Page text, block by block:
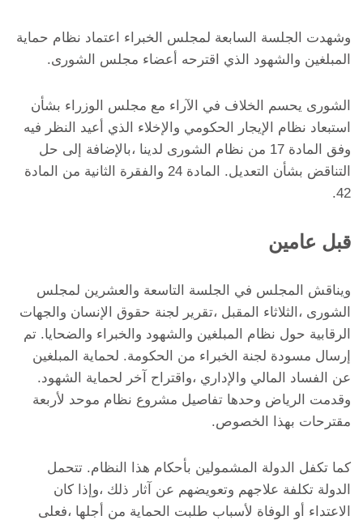
وشهدت الجلسة السابعة لمجلس الخبراء اعتماد نظام حماية
المبلغين والشهود الذي اقترحه أعضاء مجلس الشورى.
الشورى يحسم الخلاف في الآراء مع مجلس الوزراء بشأن
استبعاد نظام الإيجار الحكومي والإخلاء الذي أعيد النظر فيه
وفق المادة 17 من نظام الشورى لدينا ،بالإضافة إلى حل
التناقض بشأن التعديل. المادة 24 والفقرة الثانية من المادة
42.
قبل عامين
ويناقش المجلس في الجلسة التاسعة والعشرين لمجلس
الشورى ،الثلاثاء المقبل ،تقرير لجنة حقوق الإنسان والجهات
الرقابية حول نظام المبلغين والشهود والخبراء والضحايا. تم
إرسال مسودة لجنة الخبراء من الحكومة. لحماية المبلغين
عن الفساد المالي والإداري ،واقتراح آخر لحماية الشهود.
وقدمت الرياض وحدها تفاصيل مشروع نظام موحد لأربعة
مقترحات بهذا الخصوص.
كما تكفل الدولة المشمولين بأحكام هذا النظام. تتحمل
الدولة تكلفة علاجهم وتعويضهم عن آثار ذلك ،وإذا كان
الاعتداء أو الوفاة لأسباب طلبت الحماية من أجلها ،فعلى